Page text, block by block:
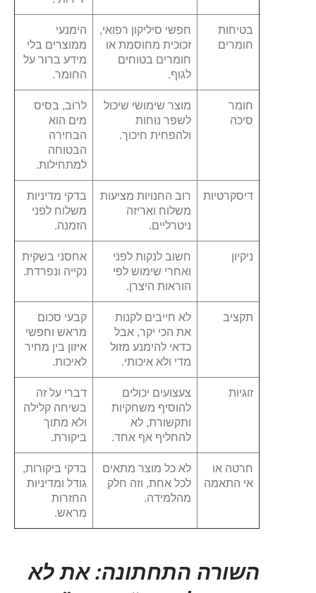
בטיחות
חומרים
חפשי סיליקון רפואי,
זכוכית מחוסמת או
חומרים בטוחים
לגוף.
הימנעי
ממוצרים בלי
מידע ברור על
החומר.
חומר
סיכה
מוצר שימושי שיכול
לשפר נוחות
ולהפחית חיכוך.
לרוב, בסיס
מים הוא
הבחירה
הבטוחה
למתחילות.
דיסקרטיות
רוב החנויות מציעות
משלוח ואריזה
ניטרליים.
בדקי מדיניות
משלוח לפני
הזמנה.
ניקיון
חשוב לנקות לפני
ואחרי שימוש לפי
הוראות היצרן.
אחסני בשקית
נקייה ונפרדת.
תקציב
לא חייבים לקנות
את הכי יקר, אבל
כדאי להימנע מזול
מדי ולא איכותי.
קבעי סכום
מראש וחפשי
איזון בין מחיר
לאיכות.
זוגיות
צעצועים יכולים
להוסיף משחקיות
ותקשורת, לא
להחליף אף אחד.
דברי על זה
בשיחה קלילה
ולא מתוך
ביקורת.
חרטה או
אי התאמה
לא כל מוצר מתאים
לכל אחת, וזה חלק
מהלמידה.
בדקי ביקורות,
גודל ומדיניות
החזרות
מראש.
השורה התחתונה: את לא